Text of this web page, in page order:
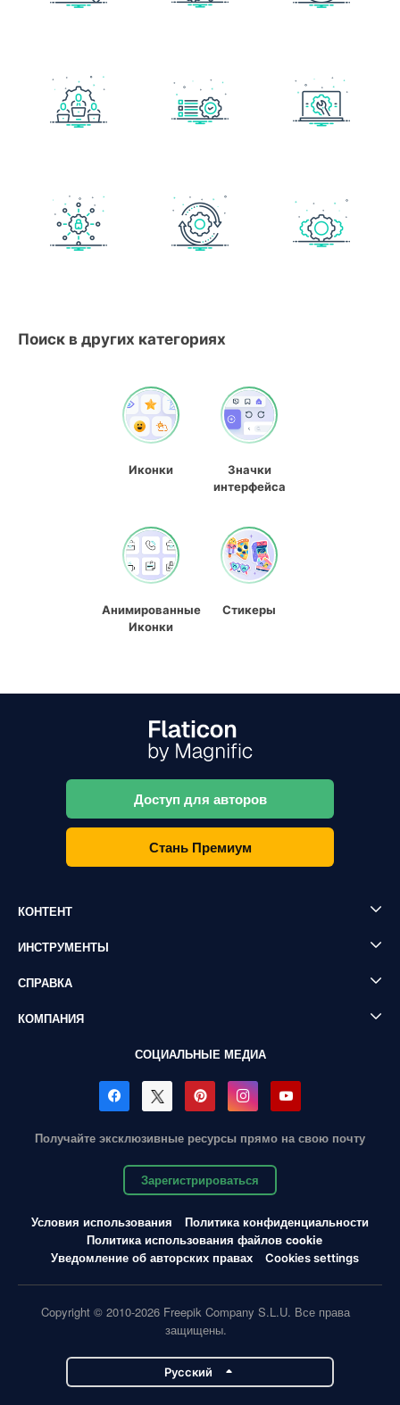
Поиск в других категориях
Иконки
Значки
интерфейса
Анимированные
Иконки
Стикеры
Доступ для авторов
Стань Премиум
КОНТЕНТ
ИНСТРУМЕНТЫ
СПРАВКА
КОМПАНИЯ
СОЦИАЛЬНЫЕ МЕДИА
Получайте эксклюзивные ресурсы прямо на свою почту
Зарегистрироваться
Условия использования
Политика конфиденциальности
Политика использования файлов cookie
Уведомление об авторских правах
Cookies settings
Copyright © 2010-2026 Freepik Company S.L.U. Все права
защищены.
Pусский